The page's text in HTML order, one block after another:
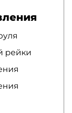
рейки